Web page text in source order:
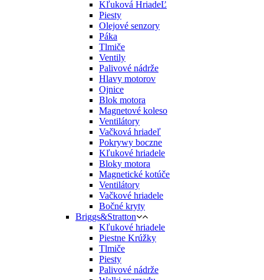
Kľuková HriadeĽ
Piesty
Olejové senzory
Páka
Tlmiče
Ventily
Palivové nádrže
Hlavy motorov
Ojnice
Blok motora
Magnetové koleso
Ventilátory
Vačková hriadeľ
Pokrywy boczne
Kľukové hriadele
Bloky motora
Magnetické kotúče
Ventilátory
Vačkové hriadele
Bočné kryty
Briggs&Stratton
Kľukové hriadele
Piestne Krúžky
Tlmiče
Piesty
Palivové nádrže